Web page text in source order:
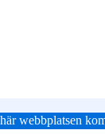
webbplatsen